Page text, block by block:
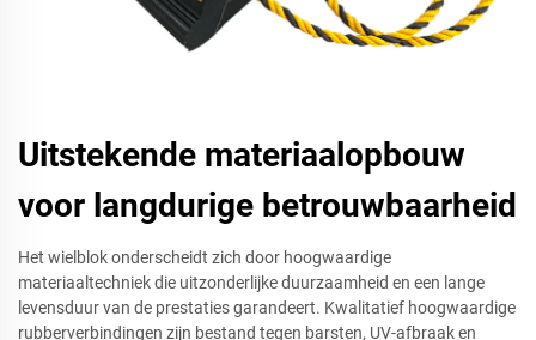
Uitstekende materiaalopbouw
voor langdurige betrouwbaarheid
Het wielblok onderscheidt zich door hoogwaardige
materiaaltechniek die uitzonderlijke duurzaamheid en een lange
levensduur van de prestaties garandeert. Kwalitatief hoogwaardige
rubberverbindingen zijn bestand tegen barsten, UV-afbraak en